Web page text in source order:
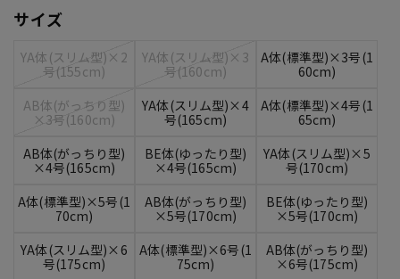
サイズ
YA体(スリム型)×2
号(155cm)
YA体(スリム型)×3
号(160cm)
A体(標準型)×3号(1
60cm)
AB体(がっちり型)
×3号(160cm)
YA体(スリム型)×4
号(165cm)
A体(標準型)×4号(1
65cm)
AB体(がっちり型)
×4号(165cm)
BE体(ゆったり型)
×4号(165cm)
YA体(スリム型)×5
号(170cm)
A体(標準型)×5号(1
70cm)
AB体(がっちり型)
×5号(170cm)
BE体(ゆったり型)
×5号(170cm)
YA体(スリム型)×6
号(175cm)
A体(標準型)×6号(1
75cm)
AB体(がっちり型)
×6号(175cm)